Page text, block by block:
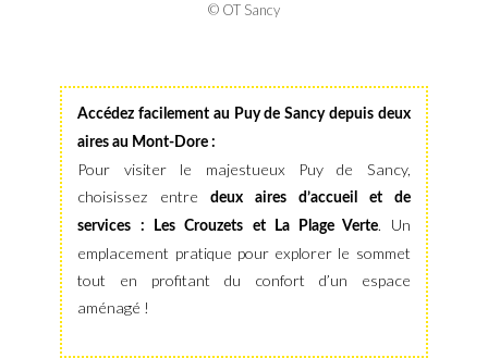
© OT Sancy
Accédez facilement au Puy de Sancy depuis deux
aires au Mont-Dore :
Pour visiter le majestueux Puy de Sancy,
choisissez entredeux aires d’accueil et de
services : Les Crouzets et La Plage Verte. Un
emplacement pratique pour explorer le sommet
tout en profitant du confort d’un espace
aménagé !